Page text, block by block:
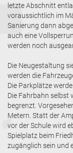
letzte Abschnitt
voraussichtlich im
Sanierung dann
auch eine
werden noch
Die Neugestaltung
werden die
Die Parkplätze
Die Fahrbahn selbst
begrenzt.
Metern. Statt der
vor der Schule wird
Spielplatz beim
zugänglich sein und